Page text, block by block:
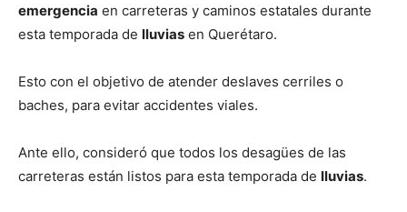
emergencia en carreteras y caminos estatales durante
esta temporada de lluvias en Querétaro.
Esto con el objetivo de atender deslaves cerriles o
baches, para evitar accidentes viales.
Ante ello, consideró que todos los desagües de las
carreteras están listos para esta temporada de lluvias.